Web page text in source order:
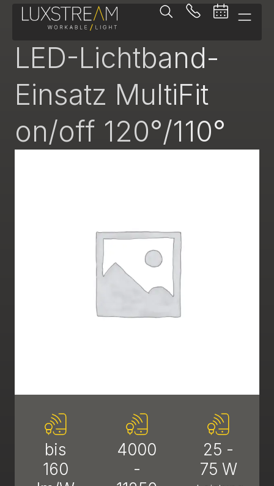
Lichtbandeinsatz
LED-Lichtband-
Einsatz MultiFit
on/off 120°/110°
bis
160
4000
-
25 -
75 W